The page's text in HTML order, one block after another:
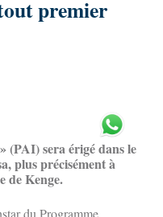
premier
(PAI) sera érigé dans le
plus précisément à
de Kenge.
du Programme